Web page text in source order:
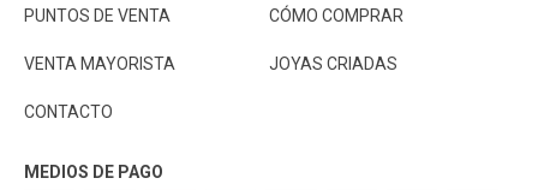
PUNTOS DE VENTA CÓMO COMPRAR
VENTA MAYORISTA JOYAS CRIADAS
CONTACTO
MEDIOS DE PAGO